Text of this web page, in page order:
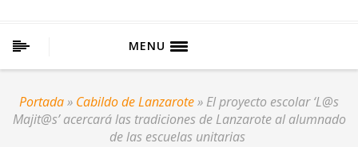
MENU
Portada» Cabildo de Lanzarote» El proyecto escolar ‘L@s
Majit@s’ acercará las tradiciones de Lanzarote al alumnado
de las escuelas unitarias